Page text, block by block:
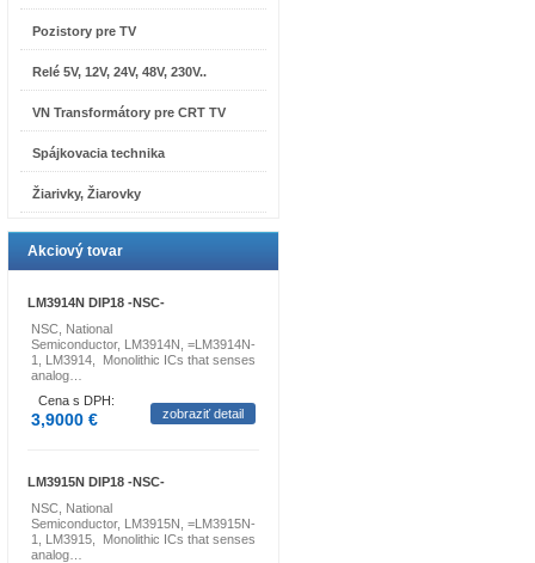
Pozistory pre TV
Relé 5V, 12V, 24V, 48V, 230V..
VN Transformátory pre CRT TV
Spájkovacia technika
Žiarivky, Žiarovky
Akciový tovar
LM3914N DIP18 -NSC-
NSC, National
Semiconductor, LM3914N, =LM3914N-
1, LM3914, Monolithic ICs that senses
analog…
Cena s DPH:
3,9000 € zobraziť detail
LM3915N DIP18 -NSC-
NSC, National
Semiconductor, LM3915N, =LM3915N-
1, LM3915, Monolithic ICs that senses
analog…